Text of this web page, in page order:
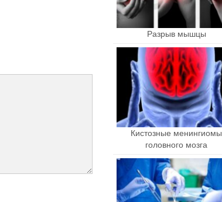
Разрыв мышцы
Кистозные менингиомы
головного мозга